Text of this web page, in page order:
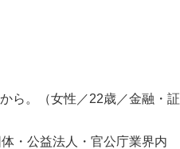
ら。（女性／22歳／金融・証
・公益法人・官公庁業界内